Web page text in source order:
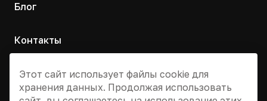
Блог
Контакты
+7 495 955 13 12
Этот сайт использует файлы cookie для
хранения данных. Продолжая использовать